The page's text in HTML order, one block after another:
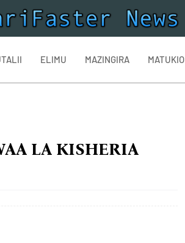
ELIMU MAZINGIRA MATUKIO
LA KISHERIA